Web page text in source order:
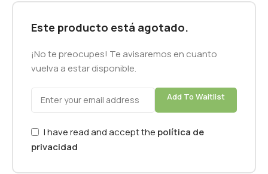
Este producto está agotado.
¡No te preocupes! Te avisaremos en cuanto
vuelva a estar disponible.
Add To Waitlist
I have read and accept the política de
privacidad